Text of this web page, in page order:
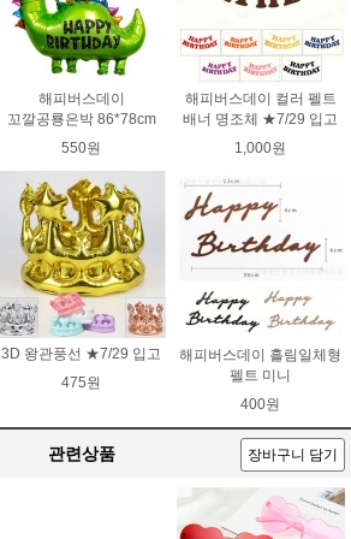
해피버스데이
꼬깔공룡은박 86*78cm
550원
해피버스데이 컬러 펠트
배너 명조체 ★7/29 입고
1,000원
3D 왕관풍선 ★7/29 입고
475원
해피버스데이 흘림일체형
펠트 미니
400원
관련상품 장바구니 담기